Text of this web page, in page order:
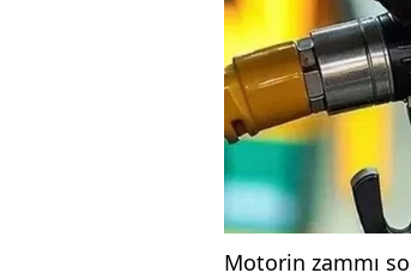
Motorin zammı